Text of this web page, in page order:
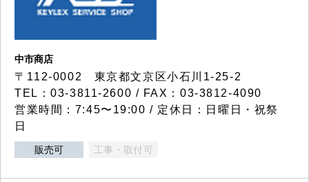
中市商店
〒112-0002 東京都文京区小石川1-25-2
TEL：03-3811-2600 / FAX：03-3812-4090
営業時間：7:45〜19:00 / 定休日：日曜日・祝祭
日
販売可 工事・取付可